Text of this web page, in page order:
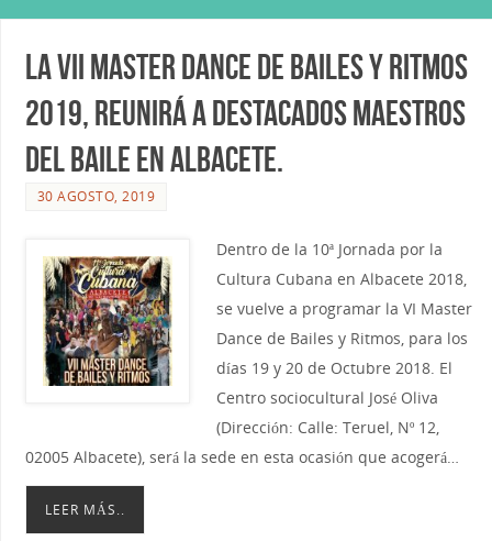
La VII Master Dance de bailes y Ritmos
2019, reunirá a destacados maestros
del baile en Albacete.
30 AGOSTO, 2019
Dentro de la 10ª Jornada por la
Cultura Cubana en Albacete 2018,
se vuelve a programar la VI Master
Dance de Bailes y Ritmos, para los
días 19 y 20 de Octubre 2018. El
Centro sociocultural José Oliva
(Dirección: Calle: Teruel, Nº 12,
02005 Albacete), será la sede en esta ocasión que acogerá…
LEER MÁS..